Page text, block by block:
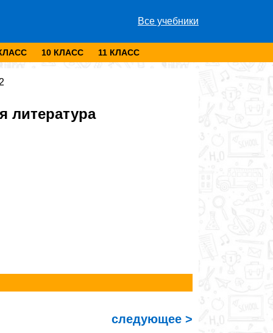
Все учебники
10 КЛАСС 11 КЛАСС
литература
следующее >